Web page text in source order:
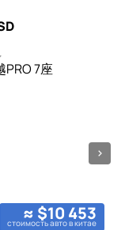
≈ $10 453
стоимость авто в китае